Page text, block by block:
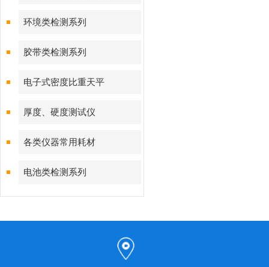
环境类检测系列
胶带类检测系列
电子式密度比重天平
厚度、硬度测试仪
各类仪器常用耗材
电池类检测系列